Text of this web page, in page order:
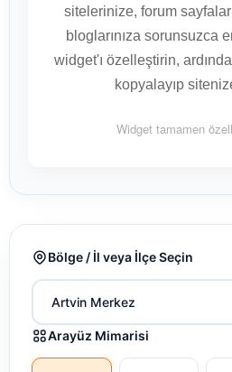
sitelerinize, forum
bloglarınıza sorunsuzca
widget'ı özelleştirin,
kopyalayıp
Widget tamamen
Bölge / İl veya İlçe Seçin
Arayüz Mimarisi